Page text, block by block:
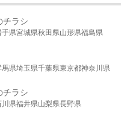
チラシ
手県宮城県秋田県山形県福島県
馬県埼玉県千葉県東京都神奈川県
チラシ
川県福井県山梨県長野県